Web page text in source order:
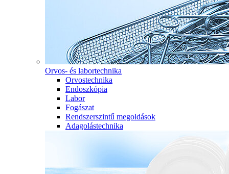
Orvos- és labortechnika
Orvostechnika
Endoszkópia
Labor
Fogászat
Rendszerszintű megoldások
Adagolástechnika